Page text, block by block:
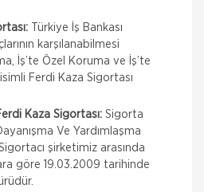
Türkiye İş Bankası
karşılanabilmesi
İş’te Özel Koruma ve İş’te
Ferdi Kaza Sigortası
Kaza Sigortası: Sigorta
Ve Yardımlaşma
şirketimiz arasında
göre 19.03.2009 tarihinde